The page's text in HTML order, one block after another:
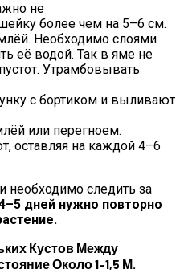
не
более чем на 5–6 см.
Необходимо слоями
её водой. Так в яме не
Утрамбовывать
с бортиком и выливают
или перегноем.
оставляя на каждой 4–6
необходимо следить за
дней нужно повторно
Кустов Между
Около 1–1,5 М.